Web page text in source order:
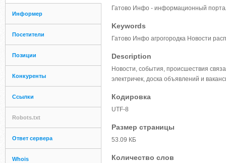
Информер
Посетители
Позиции
Конкуренты
Ссылки
Robots.txt
Ответ сервера
Whois
Гатово Инфо - информационный
Keywords
Гатово Инфо агрогородка Новости
Description
Новости, события, происшествия
электричек, доска объявлений и
Кодировка
UTF-8
Размер страницы
53.09 КБ
Количество слов